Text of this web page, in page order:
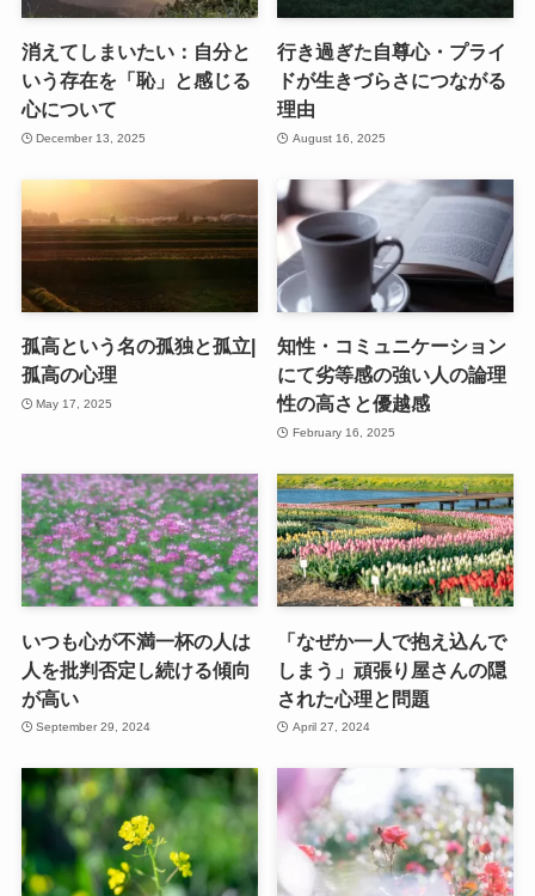
消えてしまいたい：自分と
いう存在を「恥」と感じる
心について
December 13, 2025
行き過ぎた自尊心・プライ
ドが生きづらさにつながる
理由
August 16, 2025
孤高という名の孤独と孤立|
孤高の心理
May 17, 2025
知性・コミュニケーション
にて劣等感の強い人の論理
性の高さと優越感
February 16, 2025
いつも心が不満一杯の人は
人を批判否定し続ける傾向
が高い
September 29, 2024
「なぜか一人で抱え込んで
しまう」頑張り屋さんの隠
された心理と問題
April 27, 2024